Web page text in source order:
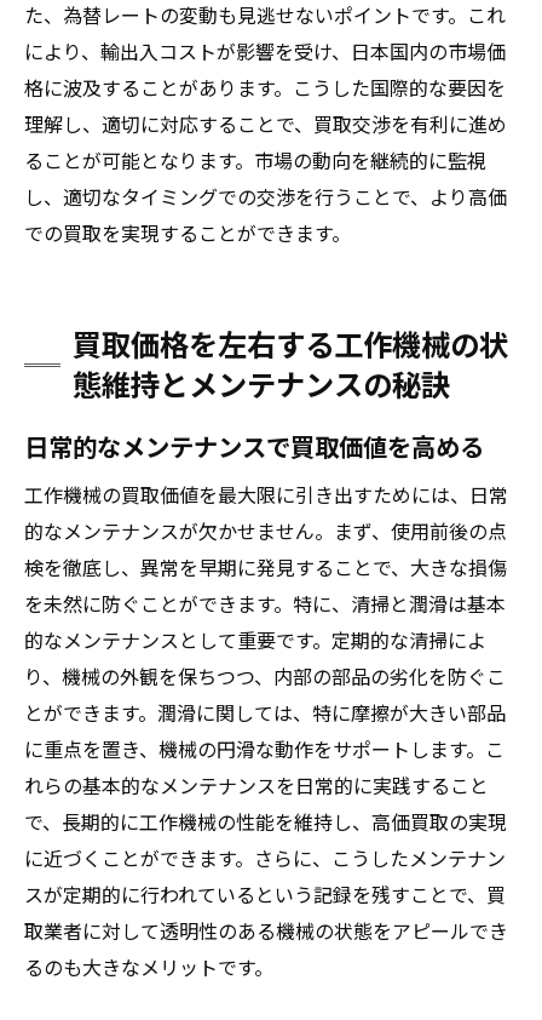
た、為替レートの変動も見逃せないポイントです。これ
により、輸出入コストが影響を受け、日本国内の市場価
格に波及することがあります。こうした国際的な要因を
理解し、適切に対応することで、買取交渉を有利に進め
ることが可能となります。市場の動向を継続的に監視
し、適切なタイミングでの交渉を行うことで、より高価
での買取を実現することができます。
買取価格を左右する工作機械の状
態維持とメンテナンスの秘訣
日常的なメンテナンスで買取価値を高める
工作機械の買取価値を最大限に引き出すためには、日常
的なメンテナンスが欠かせません。まず、使用前後の点
検を徹底し、異常を早期に発見することで、大きな損傷
を未然に防ぐことができます。特に、清掃と潤滑は基本
的なメンテナンスとして重要です。定期的な清掃によ
り、機械の外観を保ちつつ、内部の部品の劣化を防ぐこ
とができます。潤滑に関しては、特に摩擦が大きい部品
に重点を置き、機械の円滑な動作をサポートします。こ
れらの基本的なメンテナンスを日常的に実践すること
で、長期的に工作機械の性能を維持し、高価買取の実現
に近づくことができます。さらに、こうしたメンテナン
スが定期的に行われているという記録を残すことで、買
取業者に対して透明性のある機械の状態をアピールでき
るのも大きなメリットです。